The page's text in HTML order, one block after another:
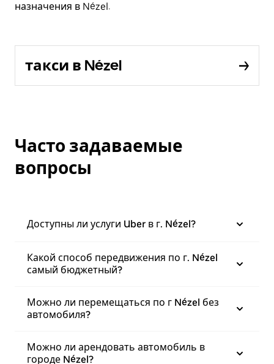
назначения в Nézel.
такси в Nézel
Часто задаваемые
вопросы
Доступны ли услуги Uber в г. Nézel?
Какой способ передвижения по г. Nézel
самый бюджетный?
Можно ли перемещаться по г Nézel без
автомобиля?
Можно ли арендовать автомобиль в
городе Nézel?